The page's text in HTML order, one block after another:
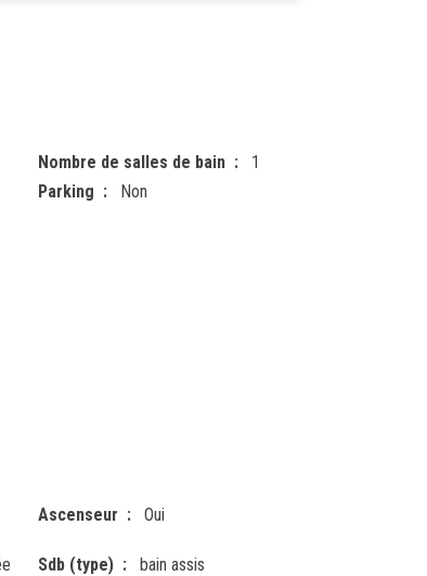
Nombre de salles de bain
1
Parking
Non
Ascenseur Oui
Sdb (type)
bain assis